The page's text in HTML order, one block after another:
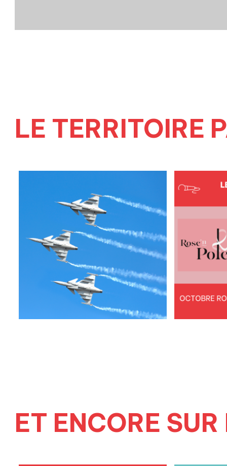
LE TERRITOIRE
ET ENCORE